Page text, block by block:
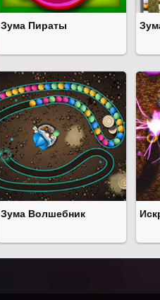
Зума Пираты
Зума Волшебник